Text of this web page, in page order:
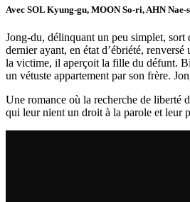
Avec SOL Kyung-gu, MOON So-ri, AHN
Jong-du, délinquant un peu simplet, sort
dernier ayant, en état d’ébriété,
la victime, il aperçoit la fille du défunt.
un vétuste appartement par son frère.
Une romance où la recherche de liberté
qui leur nient un droit à la parole et leur